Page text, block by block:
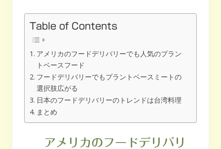
Table of Contents
アメリカのフードデリバリーでも人気のプラン
トベースフード
フードデリバリーでもプラントベースミートの
選択肢広がる
日本のフードデリバリーのトレンドは台湾料理
まとめ
アメリカのフードデリバリ